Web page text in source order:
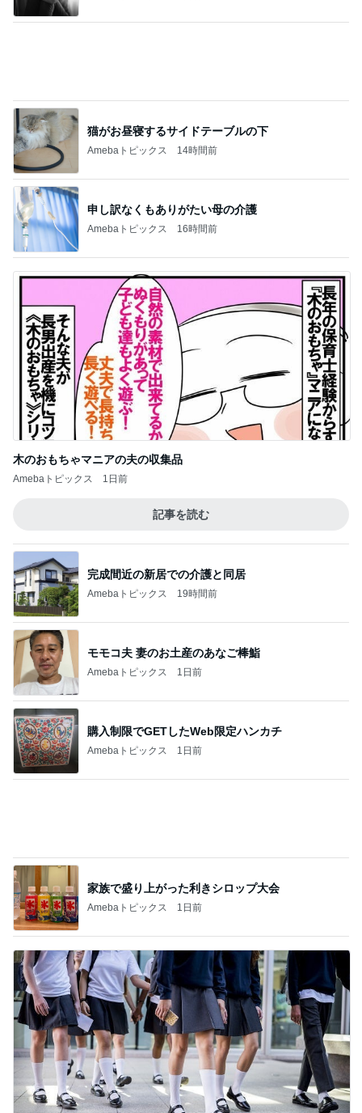
申し訳なくもありがたい母の介護
Amebaトピックス 16時間前
木のおもちゃマニアの夫の収集品
Amebaトピックス 1日前
記事を読む
Amebaトピックス 19時間前
モモコ夫 妻のお土産のあなご棒鮨
Amebaトピックス 1日前
購入制限でGETしたWeb限定ハンカチ
Amebaトピックス 1日前
テストはできても評価されない現実
Amebaトピックス 1日前